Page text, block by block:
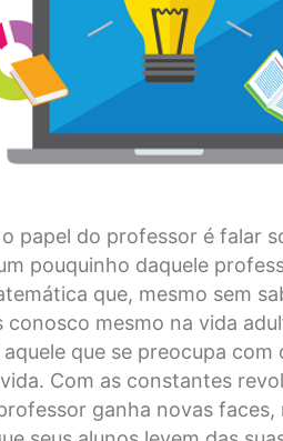
papel do professor é falar
pouquinho daquele
que, mesmo sem
conosco mesmo na vida
que se preocupa
Com as constantes
ganha novas